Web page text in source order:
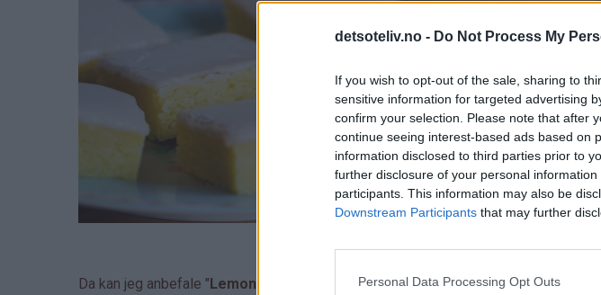
detsoteliv.no - Do Not Process My
If you wish to opt-out of the sale, sharing to
sensitive information for targeted advertising
confirm your selection. Please note that after
continue seeing interest-based ads based on
information disclosed to third parties prior to
further disclosure of your personal
participants. This information may also be
Downstream Participants that may further
Personal Data Processing Opt Outs
Da kan jeg anbefale "Lemonies "! Kakene kalles også for " Lemon Brownies", og